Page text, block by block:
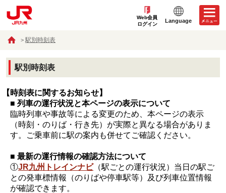
Web会員
ログイン
Language
駅別時刻表
駅別時刻表
【時刻表に関するお知らせ】
■ 列車の運行状況と本ページの表示について
臨時列車や事故等による変更のため、本ページの表示
（時刻・のりば・行き先）が実際と異なる場合がありま
す。ご乗車前に駅の案内も併せてご確認ください。
■ 最新の運行情報の確認方法について
①JR九州トレインナビ（駅ごとの運行状況）当日の駅ご
との発車標情報（のりばや停車駅等）及び列車位置情報
が確認できます。